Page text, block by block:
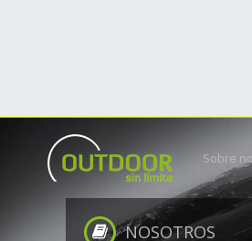
Sobre
NOSOTROS